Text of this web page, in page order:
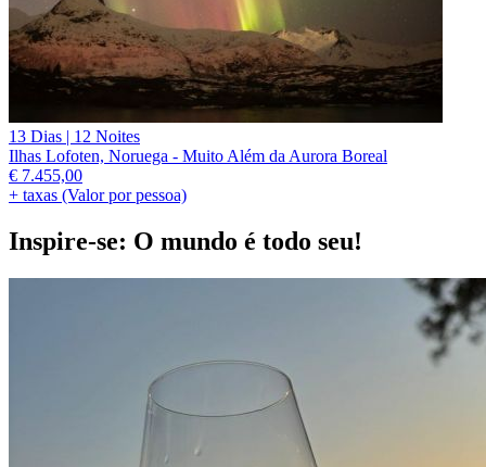
13 Dias | 12 Noites
Ilhas Lofoten, Noruega - Muito Além da Aurora Boreal
€ 7.455,00
+ taxas (Valor por pessoa)
Inspire-se: O mundo é todo seu!